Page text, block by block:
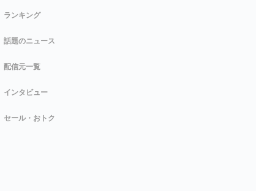
ランキング
話題のニュース
配信元一覧
インタビュー
セール・おトク